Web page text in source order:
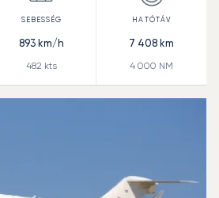
893km/h
482 kts
7 408 km
4 000 NM